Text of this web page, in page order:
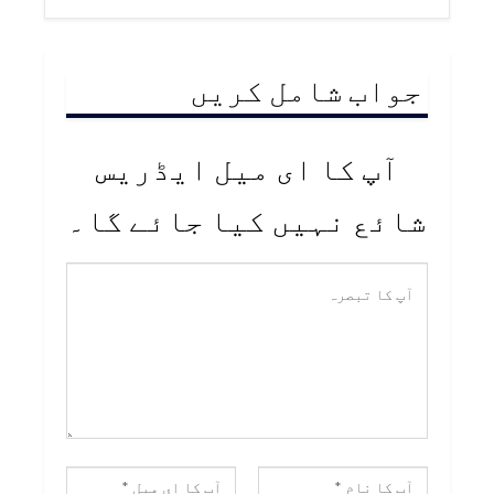
جواب شامل کریں
آپ کا ای میل ایڈریس
شائع نہیں کیا جائے گا۔